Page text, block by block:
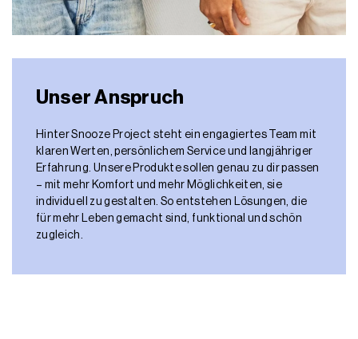
Unser Anspruch
Hinter Snooze Project steht ein engagiertes Team mit
klaren Werten, persönlichem Service und langjähriger
Erfahrung. Unsere Produkte sollen genau zu dir passen
– mit mehr Komfort und mehr Möglichkeiten, sie
individuell zu gestalten. So entstehen Lösungen, die
für mehr Leben gemacht sind, funktional und schön
zugleich.